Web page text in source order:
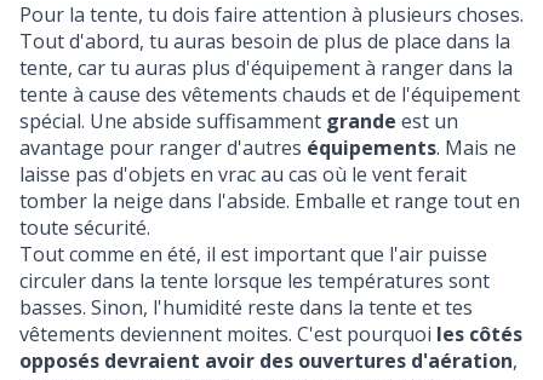
Pour la tente, tu dois faire attention à plusieurs choses.
Tout d'abord, tu auras besoin de plus de place dans la
tente, car tu auras plus d'équipement à ranger dans la
tente à cause des vêtements chauds et de l'équipement
spécial. Une abside suffisamment grande est un
avantage pour ranger d'autres équipements. Mais ne
laisse pas d'objets en vrac au cas où le vent ferait
tomber la neige dans l'abside. Emballe et range tout en
toute sécurité.
Tout comme en été, il est important que l'air puisse
circuler dans la tente lorsque les températures sont
basses. Sinon, l'humidité reste dans la tente et tes
vêtements deviennent moites. C'est pourquoi les côtés
opposés devraient avoir des ouvertures d'aération,